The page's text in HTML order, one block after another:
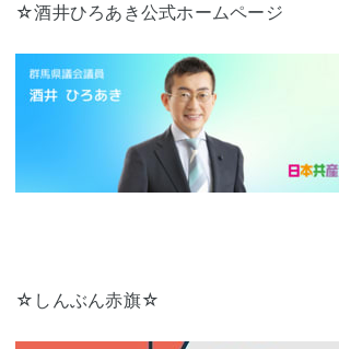
☆酒井ひろあき公式ホームページ
☆しんぶん赤旗☆